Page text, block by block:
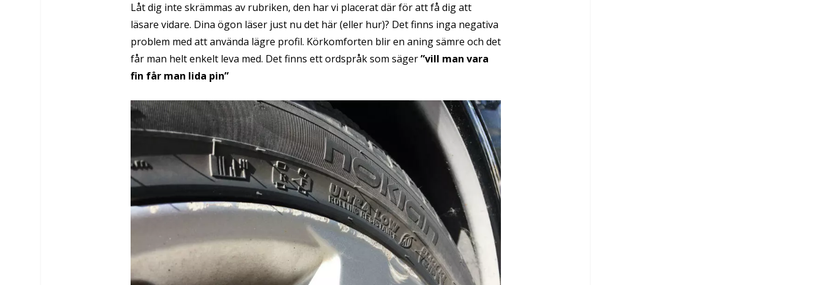
Låt dig inte skrämmas av rubriken, den har vi placerat där för att få dig att
läsare vidare. Dina ögon läser just nu det här (eller hur)? Det finns inga negativa
problem med att använda lägre profil. Körkomforten blir en aning sämre och det
får man helt enkelt leva med. Det finns ett ordspråk som säger”vill man vara
fin får man lida pin”